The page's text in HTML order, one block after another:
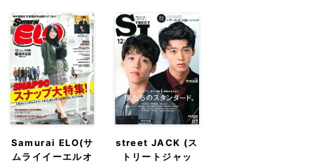
Samurai ELO(サ
ムライイーエルオ
street JACK (ス
トリートジャッ